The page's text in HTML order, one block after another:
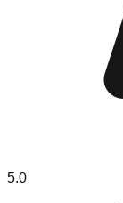
5.0